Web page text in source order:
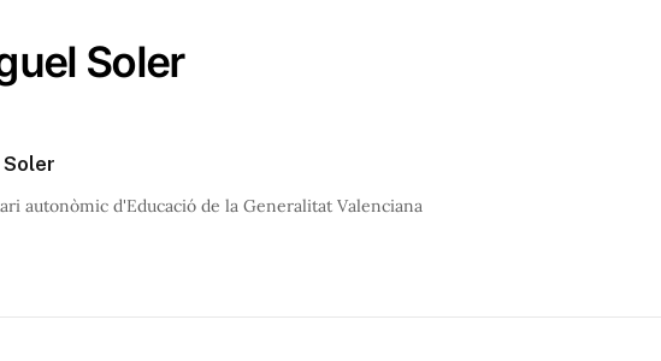
Soler
autonòmic d'Educació de la Generalitat Valenciana